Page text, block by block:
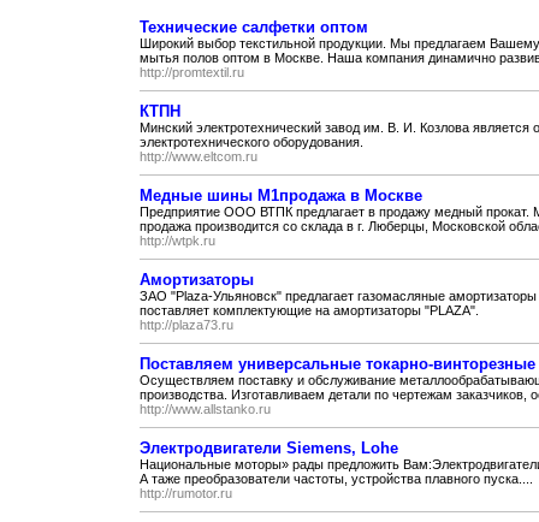
Технические салфетки оптом
Широкий выбор текстильной продукции. Мы предлагаем
мытья полов оптом в Москве. Наша компания динамично
http://promtextil.ru
КТПН
Минский электротехнический завод им. В. И. Козлова является
электротехнического оборудования.
http://www.eltcom.ru
Медные шины М1продажа в Москве
Предприятие ООО ВТПК предлагает в продажу медный
продажа производится со склада в г. Люберцы, Московской
http://wtpk.ru
Амортизаторы
ЗАО "Plaza-Ульяновск" предлагает газомасляные
поставляет комплектующие на амортизаторы "PLAZA".
http://plaza73.ru
Поставляем универсальные токарно-
Осуществляем поставку и обслуживание
производства. Изготавливаем детали по чертежам заказчиков,
http://www.allstanko.ru
Электродвигатели Siemens, Lohe
Национальные моторы» рады предложить
А таже преобразователи частоты, устройства плавного пуска....
http://rumotor.ru